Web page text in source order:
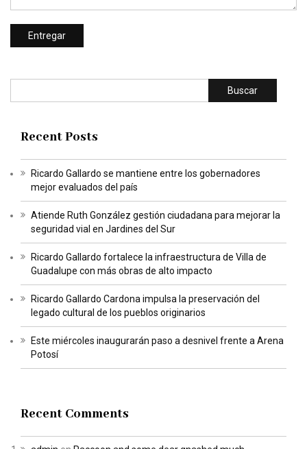
Buscar
Recent Posts
Ricardo Gallardo se mantiene entre los gobernadores
mejor evaluados del país
Atiende Ruth González gestión ciudadana para mejorar la
seguridad vial en Jardines del Sur
Ricardo Gallardo fortalece la infraestructura de Villa de
Guadalupe con más obras de alto impacto
Ricardo Gallardo Cardona impulsa la preservación del
legado cultural de los pueblos originarios
Este miércoles inaugurarán paso a desnivel frente a Arena
Potosí
Recent Comments